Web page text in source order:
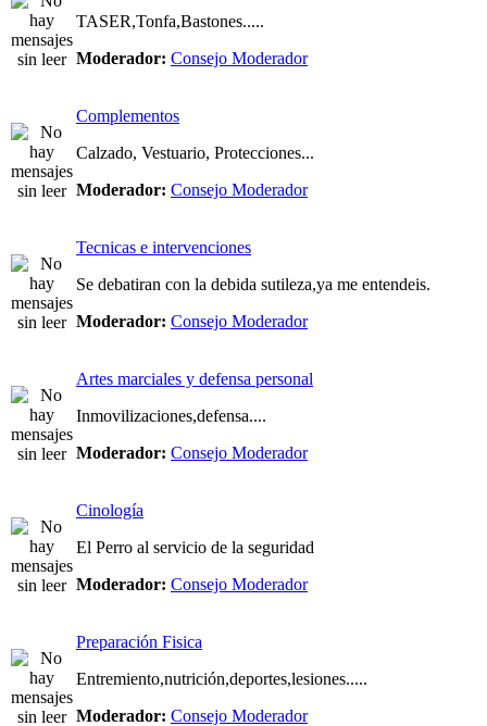
TASER,Tonfa,Bastones.....
Moderador: Consejo Moderador
Complementos
Calzado, Vestuario, Protecciones...
Moderador: Consejo Moderador
Tecnicas e intervenciones
Se debatiran con la debida sutileza,ya me entendeis.
Moderador: Consejo Moderador
Artes marciales y defensa personal
Inmovilizaciones,defensa....
Moderador: Consejo Moderador
Cinología
El Perro al servicio de la seguridad
Moderador: Consejo Moderador
Preparación Fisica
Entremiento,nutrición,deportes,lesiones.....
Moderador: Consejo Moderador